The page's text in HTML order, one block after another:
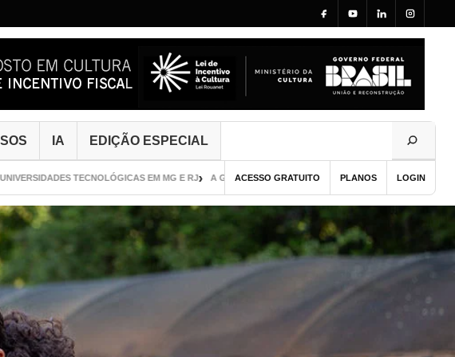
IA EDIÇÃO ESPECIAL
TECNOLÓGICAS EM MG E RJ A GAROTA DE SEUL GUIA DE PUBLICAÇÃO VISUAL E
ACESSO GRATUITO PLANOS LOGIN